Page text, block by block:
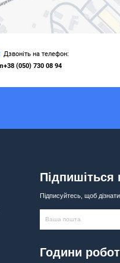
Дзвоніть на телефон:
+38 (050) 730 08 94
Підпишіться
Підписуйтесь, щоб
Години